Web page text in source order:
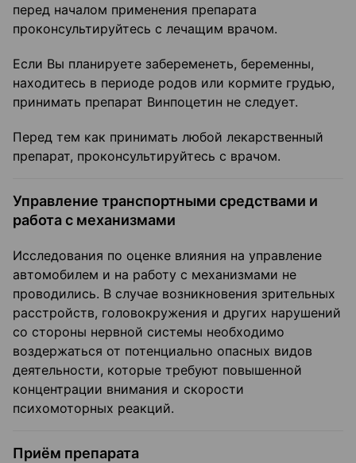
перед началом применения препарата
проконсультируйтесь с лечащим врачом.
Если Вы планируете забеременеть, беременны,
находитесь в периоде родов или кормите грудью,
принимать препарат Винпоцетин не следует.
Перед тем как принимать любой лекарственный
препарат, проконсультируйтесь с врачом.
Управление транспортными средствами и
работа с механизмами
Исследования по оценке влияния на управление
автомобилем и на работу с механизмами не
проводились. В случае возникновения зрительных
расстройств, головокружения и других нарушений
со стороны нервной системы необходимо
воздержаться от потенциально опасных видов
деятельности, которые требуют повышенной
концентрации внимания и скорости
психомоторных реакций.
Приём препарата